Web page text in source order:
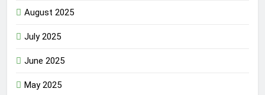
August 2025
July 2025
June 2025
May 2025